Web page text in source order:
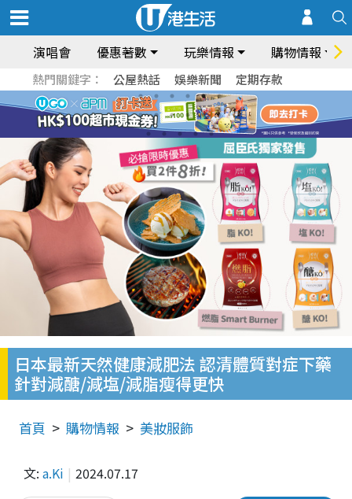
演唱會 優惠著數 玩樂情報 購物情報
熱門關鍵字： 公屋熱話 娛樂新聞 定期存款
日本最新天然健康減肥法 認清體質對症下藥
針對減醣/減塩/減脂瘦得更快
首頁 購物情報 美妝服飾
文: a.Ki 2024.07.17